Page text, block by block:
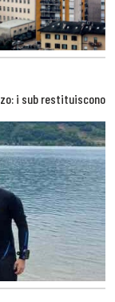
i sub restituiscono